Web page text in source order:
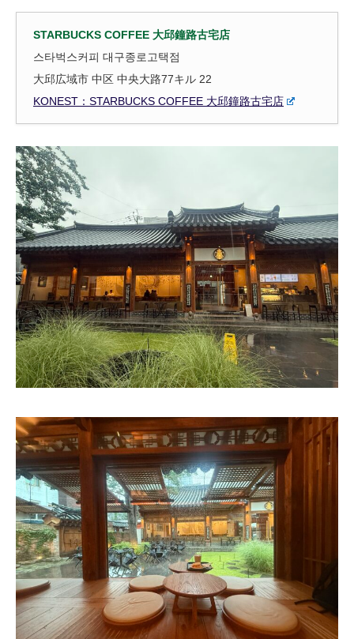
STARBUCKS COFFEE 大邱鐘路古宅店
스타벅스커피 대구종로고택점
大邱広域市 中区 中央大路77キル 22
KONEST：STARBUCKS COFFEE 大邱鐘路古宅店